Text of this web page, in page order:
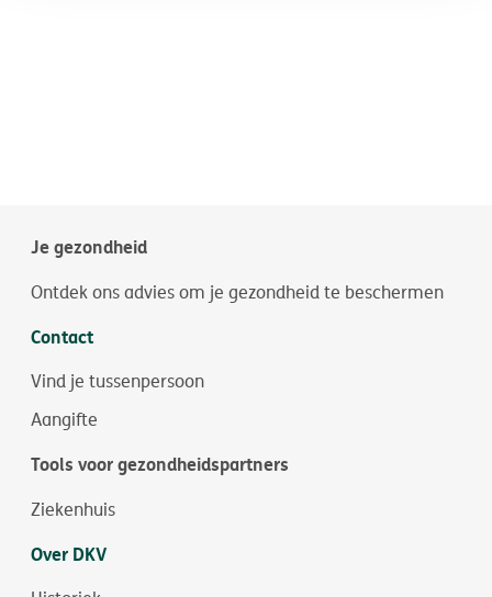
Je gezondheid
Ontdek ons advies om je gezondheid te beschermen
Contact
Vind je tussenpersoon
Aangifte
Tools voor gezondheidspartners
Ziekenhuis
Over DKV